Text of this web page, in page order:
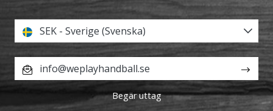
SEK - Sverige (Svenska)
info@weplayhandball.se
Begär uttag